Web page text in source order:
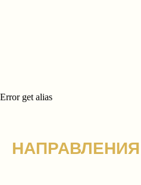
Error get alias
НАПРАВЛЕНИЯ